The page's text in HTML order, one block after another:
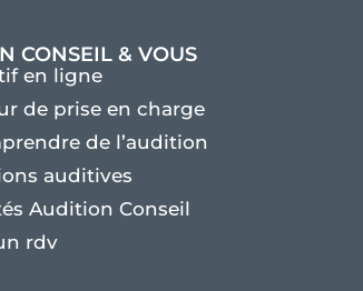
CONSEIL & VOUS
en ligne
de prise en charge
de l’audition
auditives
Audition Conseil
rdv